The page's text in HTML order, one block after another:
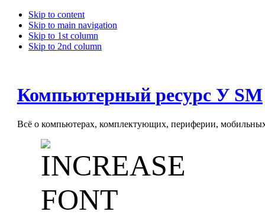
Skip to content
Skip to main navigation
Skip to 1st column
Skip to 2nd column
Компьютерный ресурс У SM
Всё о компьютерах, комплектующих, периферии, мобильных